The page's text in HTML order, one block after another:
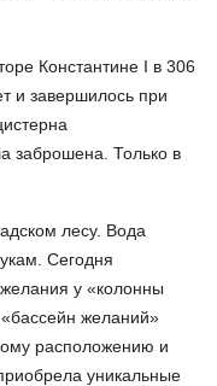
Константине I в 306
и завершилось при
заброшена. Только в
лесу. Вода
Сегодня
у «колонны
желаний»
расположению и
уникальные